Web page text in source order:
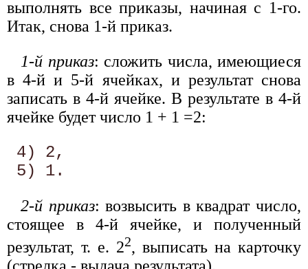
выполнять все приказы, начиная с 1-го.
Итак, снова 1-й приказ.
1-й приказ: сложить числа, имеющиеся
в 4-й и 5-й ячейках, и результат снова
записать в 4-й ячейке. В результате в 4-й
ячейке будет число 1 + 1 =2:
4) 2,
2-й приказ: возвысить в квадрат число,
стоящее в 4-й ячейке, и полученный
результат, т. е. 22, выписать на карточку